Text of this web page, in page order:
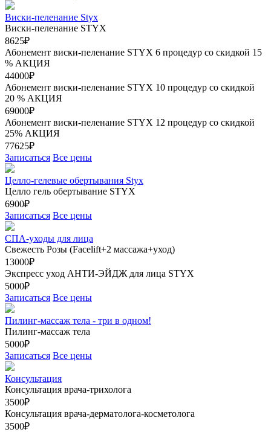
Виски-пеленание Styx
Виски-пеленание STYX
8625₽
Абонемент виски-пеленание STYX 6 процедур со скидкой 15
% АКЦИЯ
44000₽
Абонемент виски-пеленание STYX 10 процедур со скидкой
20 % АКЦИЯ
69000₽
Абонемент виски-пеленание STYX 12 процедур со скидкой
25% АКЦИЯ
77625₽
Записаться Все цены
Целло-гелевые обертывания Styx
Целло гель обертывание STYX
6900₽
Записаться Все цены
СПА-уходы для лица
Свежесть Розы (Facelift+2 массажа+уход)
13000₽
Экспресс уход АНТИ-ЭЙДЖ для лица STYX
5000₽
Записаться Все цены
Пилинг-массаж тела - три в одном!
Пилинг-массаж тела
5000₽
Записаться Все цены
Консультация
Консультация врача-трихолога
3500₽
Консультация врача-дерматолога-косметолога
3500₽